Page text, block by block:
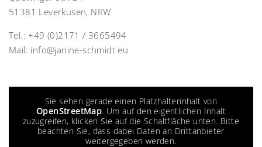
51381 Leverkusen, NRW
Tel.:+49 (0)2171 / 3665494
Mail: info@janine-schmidt.eu
Sie sehen gerade einen Platzhalterinhalt von
OpenStreetMap. Um auf den eigentlichen Inhalt
zuzugreifen, klicken Sie auf die Schaltfläche unten. Bitte
beachten Sie, dass dabei Daten an Drittanbieter
weitergegeben werden.